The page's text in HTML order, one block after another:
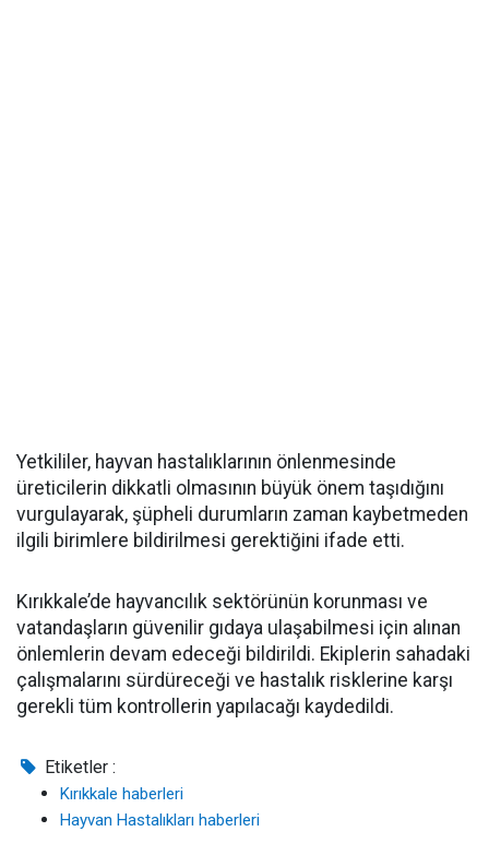
Yetkililer, hayvan hastalıklarının önlenmesinde
üreticilerin dikkatli olmasının büyük önem taşıdığını
vurgulayarak, şüpheli durumların zaman kaybetmeden
ilgili birimlere bildirilmesi gerektiğini ifade etti.
Kırıkkale’de hayvancılık sektörünün korunması ve
vatandaşların güvenilir gıdaya ulaşabilmesi için alınan
önlemlerin devam edeceği bildirildi. Ekiplerin sahadaki
çalışmalarını sürdüreceği ve hastalık risklerine karşı
gerekli tüm kontrollerin yapılacağı kaydedildi.
Etiketler :
Kırıkkale haberleri
Hayvan Hastalıkları haberleri